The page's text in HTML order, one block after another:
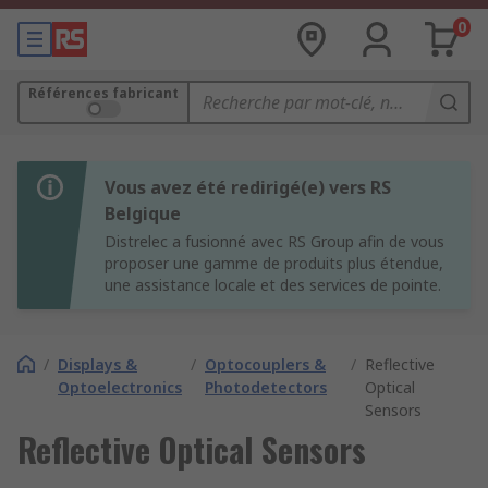
0
Références fabricant
Vous avez été redirigé(e) vers RS
Belgique
Distrelec a fusionné avec RS Group afin de vous
proposer une gamme de produits plus étendue,
une assistance locale et des services de pointe.
/ Displays &
Optoelectronics
/ Optocouplers &
Photodetectors
/ Reflective
Optical
Sensors
Reflective Optical Sensors